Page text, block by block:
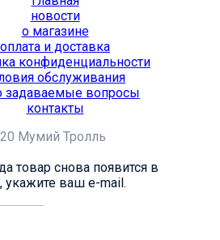
новости
о магазине
оплата и доставка
конфиденциальности
обслуживания
задаваемые вопросы
контакты
Мумий Тролль
товар снова появится в
укажите ваш e-mail.